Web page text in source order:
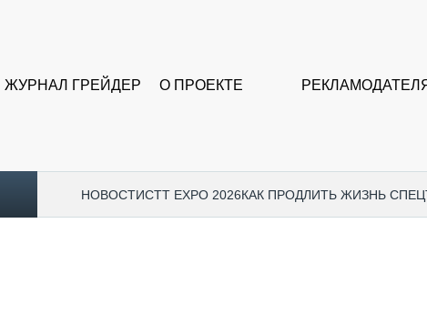
ЖУРНАЛ ГРЕЙДЕР О ПРОЕКТЕ
НОВОСТИCTT EXPO 2026КАК ПРОДЛИТЬ ЖИЗНЬ